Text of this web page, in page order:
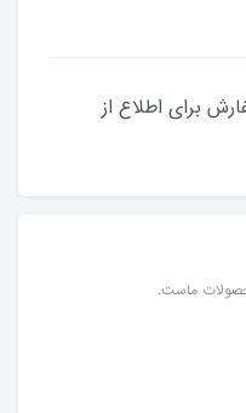
برای اطلاع از
ماست.